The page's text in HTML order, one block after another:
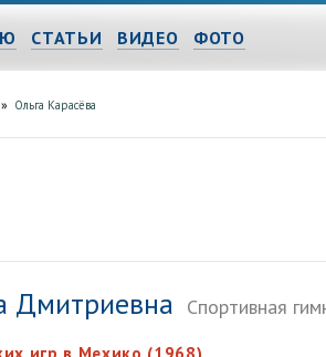
СТАТЬИ ВИДЕО ФОТО
» Ольга Карасёва
Дмитриевна Спортивная